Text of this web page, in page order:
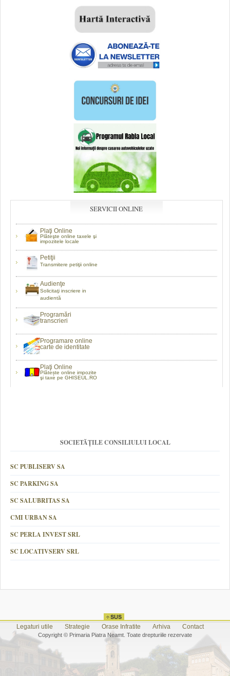
SERVICII ONLINE
Plaţi Online
Plăteşte online taxele şi
impozitele locale
Petiţii
Transmitere petiţii online
Audienţe
Solicitaţi inscriere in
audientă
Programări
transcrieri
Programare online
carte de identitate
Plaţi Online
Plătește online impozite
şi taxe pe GHISEUL.RO
SOCIETĂȚILE CONSILIULUI LOCAL
SC PUBLISERV SA
SC PARKING SA
SC SALUBRITAS SA
CMI URBAN SA
SC PERLA INVEST SRL
SC LOCATIVSERV SRL
Legaturi utile Strategie Orase Infratite Arhiva Contact
Copyright © Primaria Piatra Neamt. Toate drepturiile rezervate